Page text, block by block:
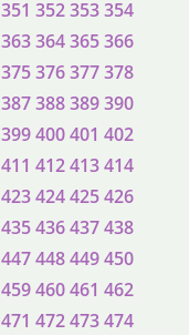
351 352353354
363364365366
375376377378
387388389390
399400401 402
411 412413414
423424425426
435436437438
447448449450
459460461 462
471 472473474